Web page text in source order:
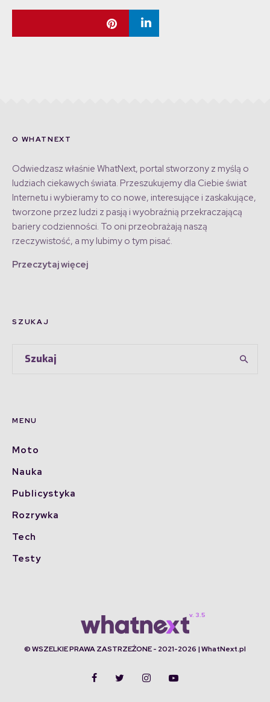
O WHATNEXT
Odwiedzasz właśnie WhatNext, portal stworzony z myślą o
ludziach ciekawych świata. Przeszukujemy dla Ciebie świat
Internetu i wybieramy to co nowe, interesujące i zaskakujące,
tworzone przez ludzi z pasją i wyobraźnią przekraczającą
bariery codzienności. To oni przeobrażają naszą
rzeczywistość, a my lubimy o tym pisać.
Przeczytaj więcej
SZUKAJ
MENU
Moto
Nauka
Publicystyka
Rozrywka
Tech
Testy
© WSZELKIE PRAWA ZASTRZEŻONE - 2021-2026 | WhatNext.pl